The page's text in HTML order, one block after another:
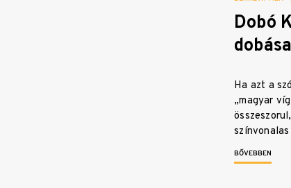
Dobó
dobása
Ha azt a
„magyar
BŐVEBBEN